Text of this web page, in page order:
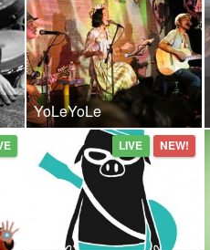
YoLeYoLe
LIVE NEW!